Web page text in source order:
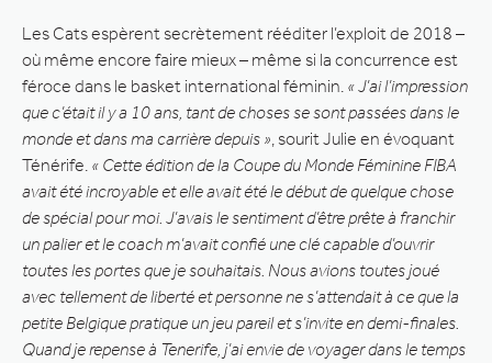
Les Cats espèrent secrètement rééditer l’exploit de 2018 –
où même encore faire mieux – même si la concurrence est
féroce dans le basket international féminin. « J’ai l’impression
que c’était il y a 10 ans, tant de choses se sont passées dans le
monde et dans ma carrière depuis » , sourit Julie en évoquant
Ténérife. « Cette édition de la Coupe du Monde Féminine FIBA
avait été incroyable et elle avait été le début de quelque chose
de spécial pour moi. J’avais le sentiment d’être prête à franchir
un palier et le coach m’avait confié une clé capable d’ouvrir
toutes les portes que je souhaitais. Nous avions toutes joué
avec tellement de liberté et personne ne s’attendait à ce que la
petite Belgique pratique un jeu pareil et s’invite en demi-finales.
Quand je repense à Tenerife, j’ai envie de voyager dans le temps